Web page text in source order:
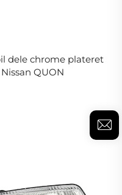
dele chrome plateret
QUON